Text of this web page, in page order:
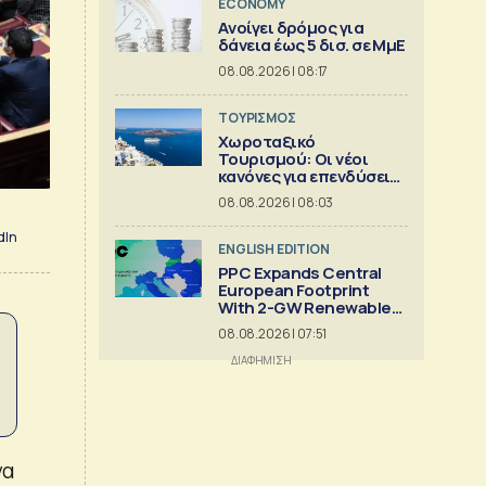
ECONOMY
Aνοίγει δρόμος για
δάνεια έως 5 δισ. σε ΜμΕ
08.08.2026 | 08:17
ΤΟΥΡΙΣΜΟΣ
Χωροταξικό
Τουρισμού: Οι νέοι
κανόνες για επενδύσεις
και Airbnb
08.08.2026 | 08:03
ENGLISH EDITION
PPC Expands Central
European Footprint
With 2-GW Renewables
Deal
08.08.2026 | 07:51